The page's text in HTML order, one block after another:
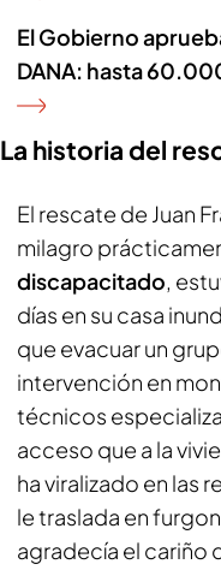
El Gobierno
DANA: hasta
La historia del
El rescate de Juan
milagro
discapacitado,
días en su casa
que evacuar un
intervención en
técnicos
acceso que a la
ha viralizado en las
le traslada en
agradecía el cariño